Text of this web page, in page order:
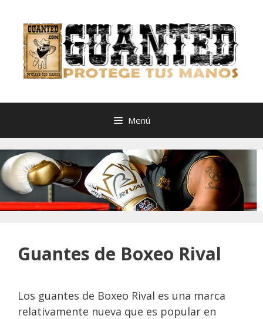
contenido
Menú
Guantes de Boxeo Rival
Los guantes de Boxeo Rival es una marca
relativamente nueva que es popular en